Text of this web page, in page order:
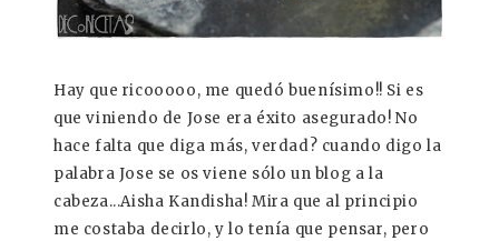
Hay que ricooooo, me quedó buenísimo!! Si es
que viniendo de Jose era éxito asegurado! No
hace falta que diga más, verdad? cuando digo la
palabra Jose se os viene sólo un blog a la
cabeza...Aisha Kandisha! Mira que al principio
me costaba decirlo, y lo tenía que pensar, pero